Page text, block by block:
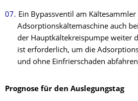
Ein Bypassventil am
Adsorptionskältemaschine auch
der Hauptkältekreispumpe weiter
ist erforderlich, um die
und ohne Einfrierschaden
Prognose für den Auslegungstag